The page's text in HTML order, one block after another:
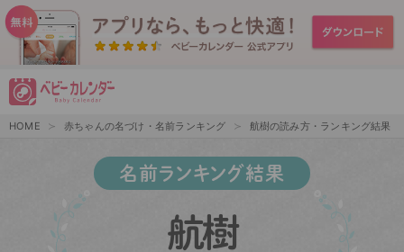
HOME 赤ちゃんの名づけ・名前ランキング 航樹の読み方・ランキング結果
名前ランキング結果
航樹